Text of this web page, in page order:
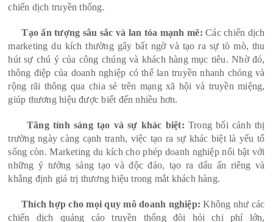
chiến dịch truyền thống.
Tạo ấn tượng sâu sắc và lan tỏa mạnh mẽ: Các chiến dịch
marketing du kích thường gây bất ngờ và tạo ra sự tò mò, thu
hút sự chú ý của công chúng và khách hàng mục tiêu. Nhờ đó,
thông điệp của doanh nghiệp có thể lan truyền nhanh chóng và
rộng rãi thông qua chia sẻ trên mạng xã hội và truyền miệng,
giúp thương hiệu được biết đến nhiều hơn.
Tăng tính sáng tạo và sự khác biệt: Trong bối cảnh thị
trường ngày càng cạnh tranh, việc tạo ra sự khác biệt là yếu tố
sống còn. Marketing du kích cho phép doanh nghiệp nổi bật với
những ý tưởng sáng tạo và độc đáo, tạo ra dấu ấn riêng và
khẳng định giá trị thương hiệu trong mắt khách hàng.
Thích hợp cho mọi quy mô doanh nghiệp: Không như các
chiến dịch quảng cáo truyền thống đòi hỏi chi phí lớn,